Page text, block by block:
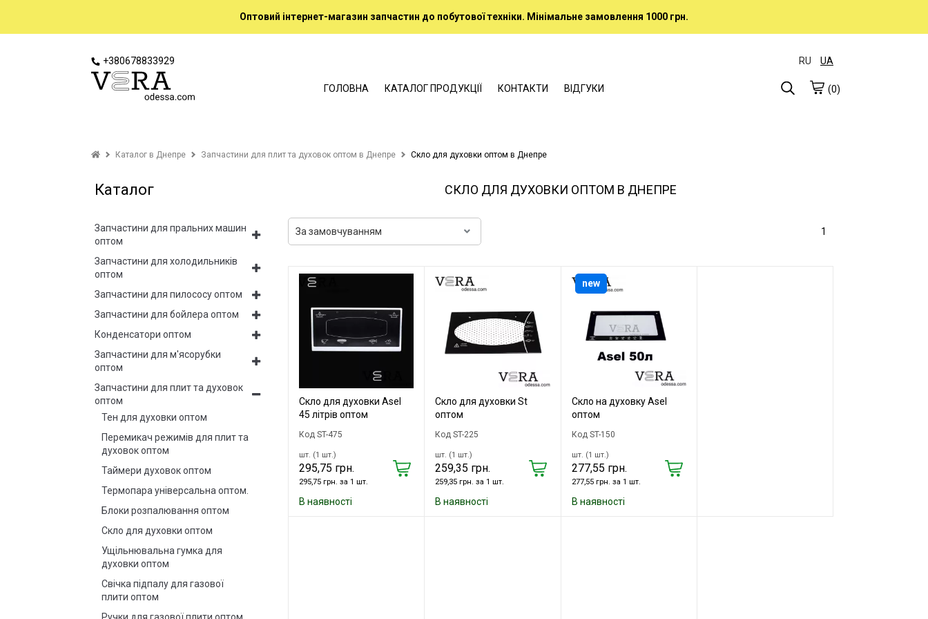
Оптовий інтернет-магазин запчастин до побутової техніки. Мінімальне замовлення 1000 грн.
+380678833929 RU UA
ГОЛОВНА КАТАЛОГ ПРОДУКЦІЇ КОНТАКТИ ВІДГУКИ (0)
Каталог в Днепре Запчастини для плит та духовок оптом в Днепре Скло для духовки оптом в Днепре
Каталог
Запчастини для пральних машин
оптом
Запчастини для холодильників
оптом
Запчастини для пилососу оптом
Запчастини для бойлера оптом
Конденсатори оптом
Запчастини для м'ясорубки
оптом
Запчастини для плит та духовок
оптом
Тен для духовки оптом
Перемикач режимів для плит та
духовок оптом
Таймери духовок оптом
Термопара універсальна оптом.
Блоки розпалювання оптом
Скло для духовки оптом
Ущільнювальна гумка для
духовки оптом
Свічка підпалу для газової
плити оптом
СКЛО ДЛЯ ДУХОВКИ ОПТОМ В ДНЕПРЕ
1
Скло для духовки Asel
45 літрів оптом
Код ST-475
шт. (1 шт.)
295,75 грн.
295,75 грн. за 1 шт.
В наявності
Скло для духовки St
оптом
Код ST-225
шт. (1 шт.)
259,35 грн.
259,35 грн. за 1 шт.
В наявності
Скло на духовку Asel
оптом
Код ST-150
шт. (1 шт.)
277,55 грн.
277,55 грн. за 1 шт.
В наявності
new